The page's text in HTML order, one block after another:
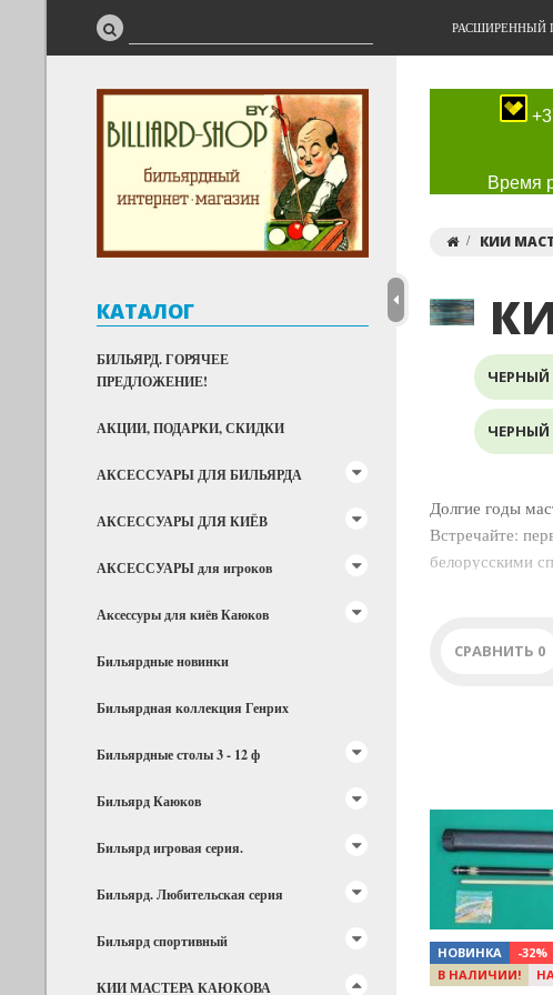
РАСШИРЕННЫЙ
КАТАЛОГ
БИЛЬЯРД. ГОРЯЧЕЕ
ПРЕДЛОЖЕНИЕ!
АКЦИИ, ПОДАРКИ, СКИДКИ
АКСЕССУАРЫ ДЛЯ БИЛЬЯРДА
АКСЕССУАРЫ ДЛЯ КИЁВ
АКСЕССУАРЫ для игроков
Аксессуры для киёв Каюков
Бильярдные новинки
Бильярдная коллекция Генрих
Бильярдные столы 3 - 12 ф
Бильярд Каюков
Бильярд игровая серия.
Бильярд. Любительская серия
Бильярд спортивный
КИИ МАСТЕРА КАЮКОВА
Время
КИИ
ЧЕРНЫЙ
ЧЕРНЫЙ
ЧЁРНЫЙ
ЧЕРНЫЙ
Долгие годы
Встречайте:
белорусскими
СРАВНИТЬ 0
Previous
НОВИНКА -32%
В НАЛИЧИИ!